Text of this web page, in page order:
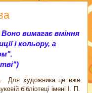
вимагає вміння
і кольору, а
Для художника це вже
бібліотеці імені І. П.